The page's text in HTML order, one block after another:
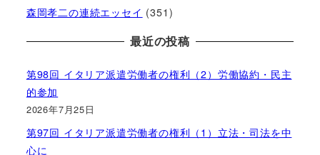
森岡孝二の連続エッセイ (351)
最近の投稿
第98回 イタリア派遣労働者の権利（2）労働協約・民主
的参加
2026年7月25日
第97回 イタリア派遣労働者の権利（1）立法・司法を中
心に